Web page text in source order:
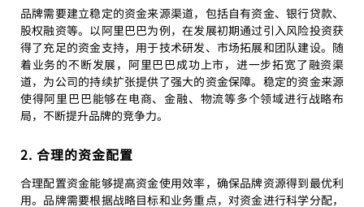
品牌需要建立稳定的资金来源渠道，包括自有资金、银行贷款、
股权融资等。以阿里巴巴为例，在发展初期通过引入风险投资获
得了充足的资金支持，用于技术研发、市场拓展和团队建设。随
着业务的不断发展，阿里巴巴成功上市，进一步拓宽了融资渠
道，为公司的持续扩张提供了强大的资金保障。稳定的资金来源
使得阿里巴巴能够在电商、金融、物流等多个领域进行战略布
局，不断提升品牌的竞争力。
2. 合理的资金配置
合理配置资金能够提高资金使用效率，确保品牌资源得到最优利
用。品牌需要根据战略目标和业务重点，对资金进行科学分配，